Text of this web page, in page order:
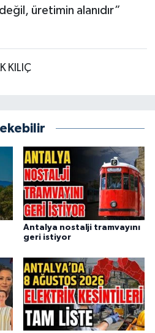
üretimin alanıdır”
KILIÇ
Antalya nostalji tramvayını
geri istiyor